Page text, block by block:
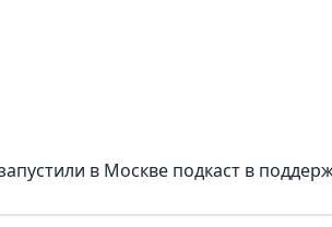
в Москве подкаст в